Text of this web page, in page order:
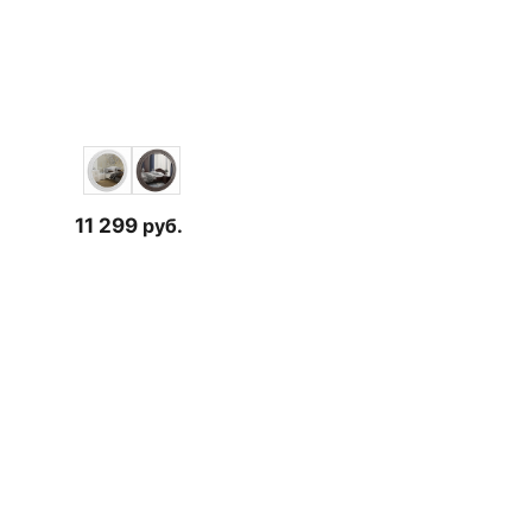
11 299 руб.